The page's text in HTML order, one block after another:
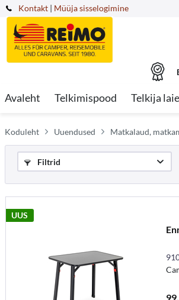
Kontakt | Müüja sisselogimine
Avaleht Telkimispood Telkija
Koduleht Uuendused Matkalaud,
Filtrid
UUS